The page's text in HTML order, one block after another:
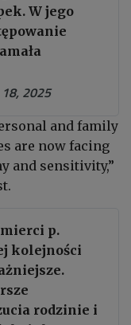
W jego
2025
and family
are now facing
and sensitivity,”
p.
kolejności
rodzinie i